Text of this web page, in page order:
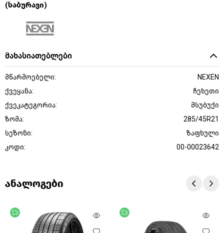
(საბურავი)
მახასიათებლები
მწარმოებელი:
NEXEN
ქვეყანა:
ჩეხეთი
ქვეკატეგორია:
მსუბუქი
ზომა:
285/45R21
სეზონი:
ზაფხული
კოდი:
00-00023642
ანალოგები
უფასო მიწოდება